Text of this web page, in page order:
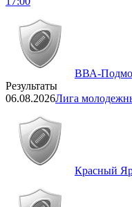
ВВА-
Результаты
06.08.2026Лига
Красный